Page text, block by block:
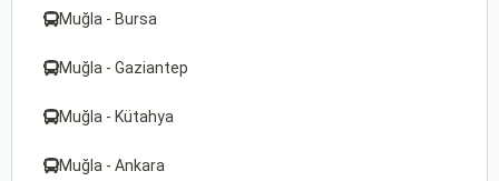
Muğla - Bursa
Muğla - Gaziantep
Muğla - Kütahya
Muğla - Ankara